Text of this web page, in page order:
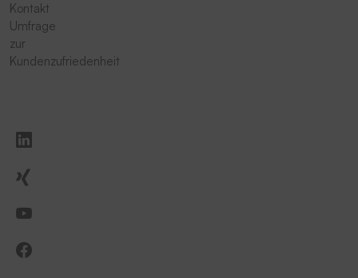
Kontakt
Umfrage
zur
Kundenzufriedenheit